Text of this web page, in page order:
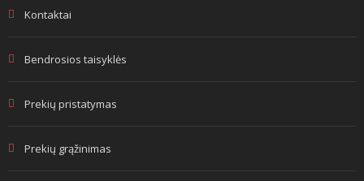
Kontaktai
Bendrosios taisyklės
Prekių pristatymas
Prekių grąžinimas